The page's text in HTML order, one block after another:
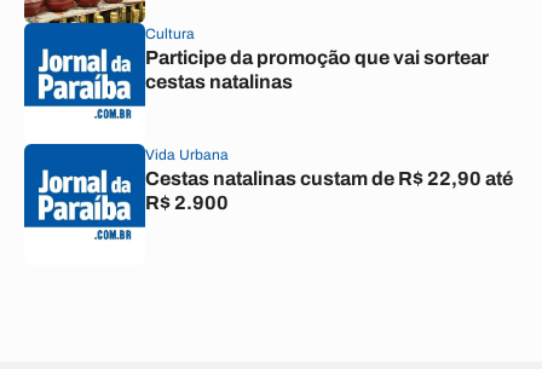
Cultura
Participe da promoção que vai sortear
cestas natalinas
Vida Urbana
Cestas natalinas custam de R$ 22,90 até
R$ 2.900